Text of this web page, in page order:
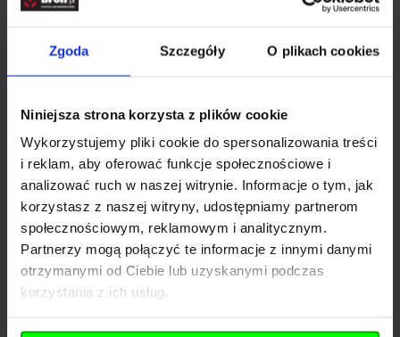
Zgoda Szczegóły O plikach cookies
Niniejsza strona korzysta z plików cookie
Wykorzystujemy pliki cookie do spersonalizowania treści
i reklam, aby oferować funkcje społecznościowe i
analizować ruch w naszej witrynie. Informacje o tym, jak
korzystasz z naszej witryny, udostępniamy partnerom
społecznościowym, reklamowym i analitycznym.
Partnerzy mogą połączyć te informacje z innymi danymi
otrzymanymi od Ciebie lub uzyskanymi podczas
korzystania z ich usług.
Nazwa
Houston Pkwy E. 3219 ,
Kraj
USA
Adres
Pkwy E. 3219
Kod pocztowy
E. 3219
Miasto
Houston
E-mail